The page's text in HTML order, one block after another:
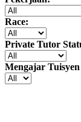
Race:
Private Tutor
Mengajar